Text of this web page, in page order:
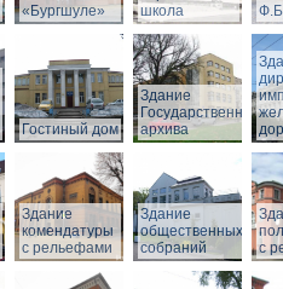
«Бургшуле»
школа
Гостиный дом
Здание
Государственного
архива
Здание
комендатуры
с рельефами
Здание
общественных
собраний
с